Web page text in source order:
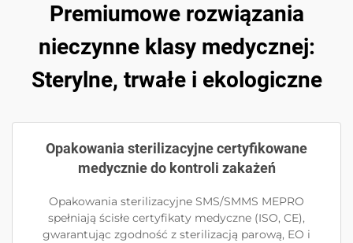
Premiumowe rozwiązania
nieczynne klasy medycznej:
Sterylne, trwałe i ekologiczne
Opakowania sterilizacyjne certyfikowane
medycznie do kontroli zakażeń
Opakowania sterilizacyjne SMS/SMMS MEPRO
spełniają ścisłe certyfikaty medyczne (ISO, CE),
gwarantując zgodność z sterilizacją parową, EO i